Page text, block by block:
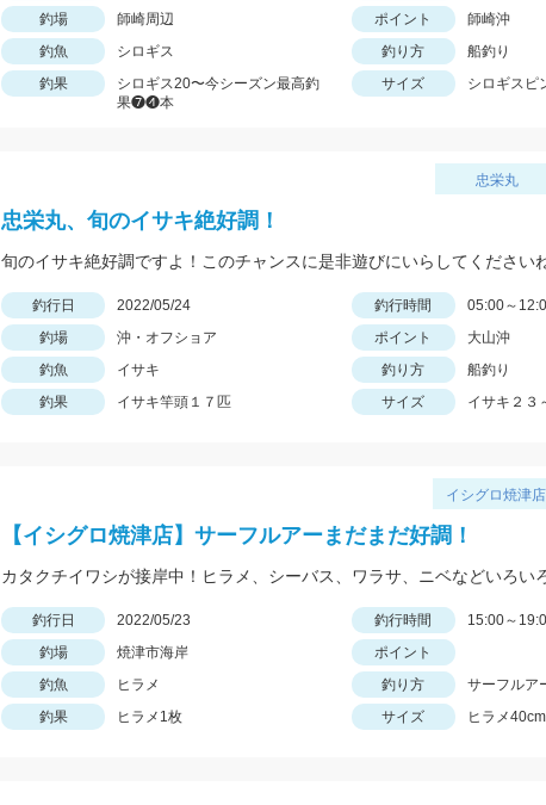
釣場
師崎周辺 ポイント
師崎沖
釣魚
シロギス 釣り方
船釣り
釣果
シロギス20〜今シーズン最高釣
果❼❹本
サイズ シロギスピ
忠栄丸
忠栄丸、旬のイサキ絶好調！
旬のイサキ絶好調ですよ！このチャンスに是非遊びにいらしてくださいね
釣行日 2022/05/24 釣行時間
05:00～
釣場
沖・オフショア ポイント
大山沖
釣魚
イサキ 釣り方
船釣り
釣果
イサキ竿頭１７匹 サイズ イサキ２３
イシグロ焼津店
【イシグロ焼津店】サーフルアーまだまだ好調！
カタクチイワシが接岸中！ヒラメ、シーバス、ワラサ、ニベなどいろい
釣行日 2022/05/23 釣行時間
15:00～
釣場
焼津市海岸
ポイント
釣魚
ヒラメ 釣り方
サーフルア
釣果
ヒラメ1枚 サイズ ヒラメ40cm